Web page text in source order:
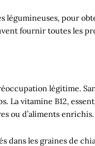
légumineuses, pour
fournir toutes les
légitime.
La vitamine B12,
ou d’aliments enrichis.
dans les graines de